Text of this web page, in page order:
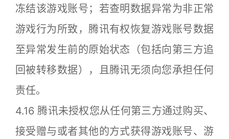
冻结该游戏账号；若查明数据异常为非正常
游戏行为所致，腾讯有权恢复游戏账号数据
至异常发生前的原始状态（包括向第三方追
回被转移数据），且腾讯无须向您承担任何
责任。
4.16 腾讯未授权您从任何第三方通过购买、
接受赠与或者其他的方式获得游戏账号、游